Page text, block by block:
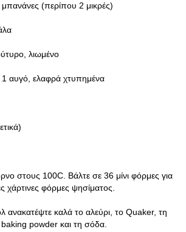
(περίπου 2 μικρές)
λιωμένο
αυγό, ελαφρά χτυπημένα
στους 100C. Βάλτε σε 36 μίνι φόρμες για
χάρτινες φόρμες ψησίματος.
ανακατέψτε καλά το αλεύρι, το Quaker, τη
powder και τη σόδα.